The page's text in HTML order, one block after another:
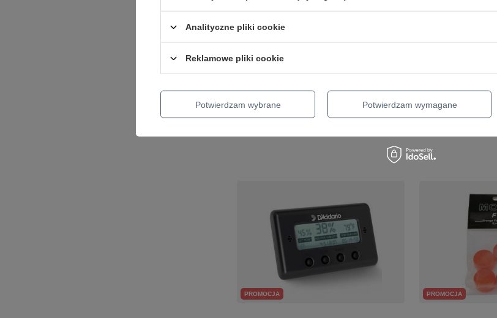
Kalafonia D'Addario KRDL
Kaplan Premium Rosin Light
53,36 zł
+ Dodaj do porównania + Dodaj do porównania
PROMOCJA PROMOCJA
Analityczne pliki cookie
Reklamowe pliki cookie
Potwierdzam wybrane Potwierdzam wymagane